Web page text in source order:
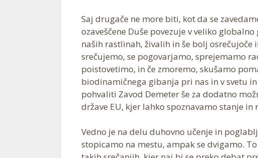
Saj drugače ne more biti, kot da se
ozaveščene Duše povezuje v veliko
naših rastlinah, živalih in še bolj
srečujemo, se pogovarjamo, sprejemamo
poistovetimo, in če zmoremo, skušamo
biodinamičnega gibanja pri nas in v svetu
pohvaliti Zavod Demeter še za dodatno
države EU, kjer lahko spoznavamo stanje
Vedno je na delu duhovno učenje in
stopicamo na mestu, ampak se dvigamo.